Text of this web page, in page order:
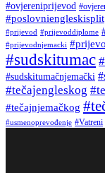
#ovjereniprijevod
#poslovniengleskisplit
#prijevod #prijevoddiplome
#prijevodnjemacki
#sudskitumac
#sudskitumačnjemački
#tečajengleskog
#tečajnjemačkog
#usmenoprevođenje #Vatreni